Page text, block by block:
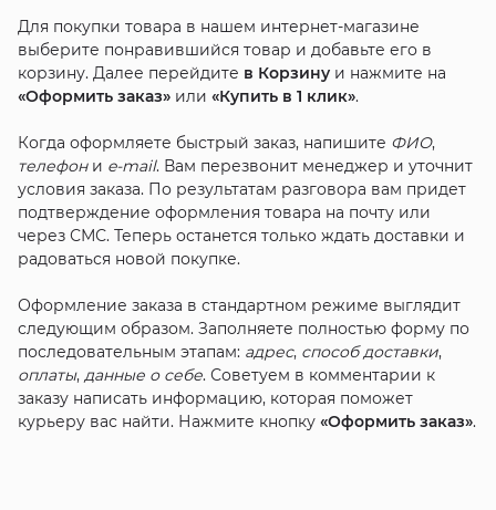
Для покупки товара в нашем интернет-магазине
выберите понравившийся товар и добавьте его в
корзину. Далее перейдите в Корзинуи нажмите на
«Оформить заказ»или «Купить в 1 клик».
Когда оформляете быстрый заказ, напишите ФИО,
телефони e-mail. Вам перезвонит менеджер и уточнит
условия заказа. По результатам разговора вам придет
подтверждение оформления товара на почту или
через СМС. Теперь останется только ждать доставки и
радоваться новой покупке.
Оформление заказа в стандартном режиме выглядит
следующим образом. Заполняете полностью форму по
последовательным этапам: адрес, способ доставки,
оплаты, данные о себе. Советуем в комментарии к
заказу написать информацию, которая поможет
курьеру вас найти. Нажмите кнопку «Оформить заказ».